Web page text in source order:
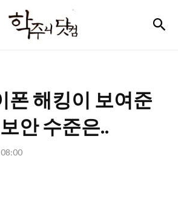
주
컴
폰 해킹이 보여준
안 수준은..
08:00